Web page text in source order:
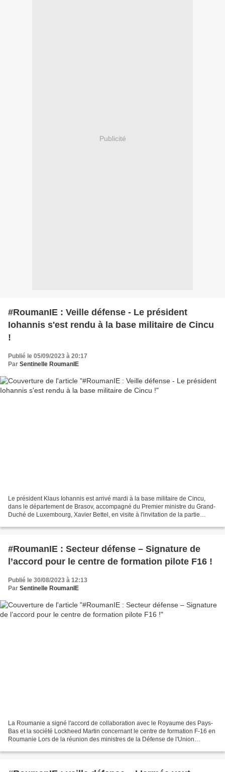
Publicité
#RoumanIE : Veille défense - Le président
Iohannis s'est rendu à la base militaire de Cincu
!
Publié le 05/09/2023 à 20:17
Par Sentinelle RoumanIE
Le président Klaus Iohannis est arrivé mardi à la base militaire de Cincu,
dans le département de Brasov, accompagné du Premier ministre du Grand-
Duché de Luxembourg, Xavier Bettel, en visite à l'invitation de la partie
#RoumanIE : Secteur défense – Signature de
l’accord pour le centre de formation pilote F16 !
Publié le 30/08/2023 à 12:13
Par Sentinelle RoumanIE
La Roumanie a signé l'accord de collaboration avec le Royaume des Pays-
Bas et la société Lockheed Martin concernant le centre de formation F-16 en
Roumanie Lors de la réunion des ministres de la Défense de l'Union